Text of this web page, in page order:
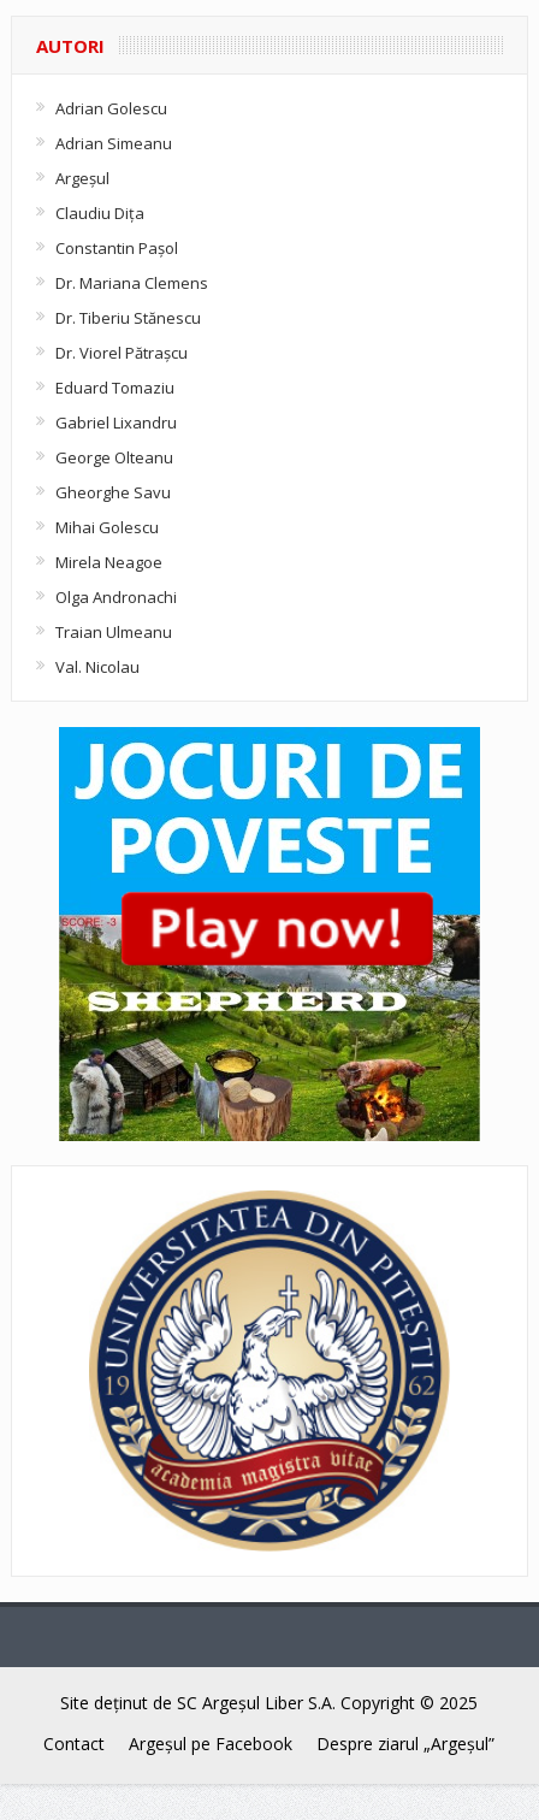
AUTORI
Adrian Golescu
Adrian Simeanu
Argeşul
Claudiu Diţa
Constantin Pașol
Dr. Mariana Clemens
Dr. Tiberiu Stănescu
Dr. Viorel Pătraşcu
Eduard Tomaziu
Gabriel Lixandru
George Olteanu
Gheorghe Savu
Mihai Golescu
Mirela Neagoe
Olga Andronachi
Traian Ulmeanu
Val. Nicolau
Site deţinut de SC Argeşul Liber S.A. Copyright © 2025
Contact
Argeşul pe Facebook Despre ziarul „Argeşul”